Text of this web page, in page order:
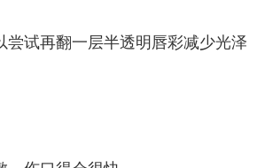
试再翻一层半透明唇彩减少光泽